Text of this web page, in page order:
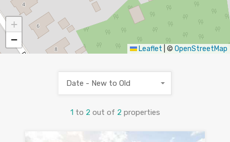
+
−
Leaflet © OpenStreetMap
1 to 2 out of 2 properties
Date - New to Old